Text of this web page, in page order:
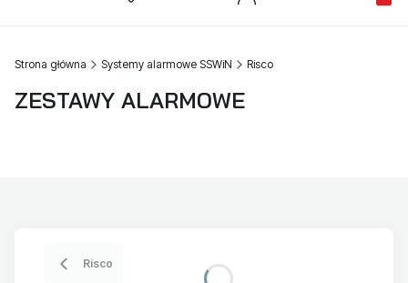
Strona główna Systemy alarmowe SSWiN Risco
ZESTAWY ALARMOWE
Risco